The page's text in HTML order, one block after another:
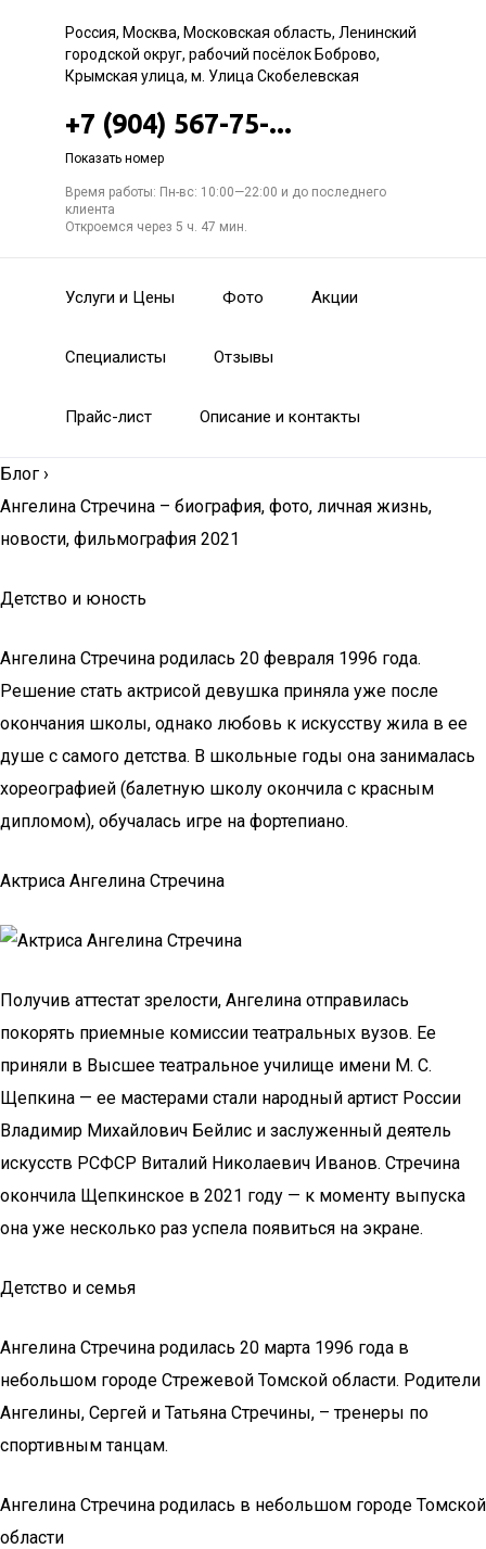
Россия, Москва, Московская область, Ленинский
городской округ, рабочий посёлок Боброво,
Крымская улица, м. Улица Скобелевская
+7 (904) 567-75-...
Показать номер
Время работы: Пн-вс: 10:00—22:00 и до последнего
клиента
Откроемся через 5 ч. 47 мин.
Услуги и Цены Фото Акции
Специалисты Отзывы
Прайс-лист Описание и контакты
Блог ›
Ангелина Стречина – биография, фото, личная жизнь,
новости, фильмография 2021
Детство и юность
Ангелина Стречина родилась 20 февраля 1996 года.
Решение стать актрисой девушка приняла уже после
окончания школы, однако любовь к искусству жила в ее
душе с самого детства. В школьные годы она занималась
хореографией (балетную школу окончила с красным
дипломом), обучалась игре на фортепиано.
Актриса Ангелина Стречина
Получив аттестат зрелости, Ангелина отправилась
покорять приемные комиссии театральных вузов. Ее
приняли в Высшее театральное училище имени М. С.
Щепкина — ее мастерами стали народный артист России
Владимир Михайлович Бейлис и заслуженный деятель
искусств РСФСР Виталий Николаевич Иванов. Стречина
окончила Щепкинское в 2021 году — к моменту выпуска
она уже несколько раз успела появиться на экране.
Детство и семья
Ангелина Стречина родилась 20 марта 1996 года в
небольшом городе Стрежевой Томской области. Родители
Ангелины, Сергей и Татьяна Стречины, – тренеры по
спортивным танцам.
Ангелина Стречина родилась в небольшом городе Томской
области